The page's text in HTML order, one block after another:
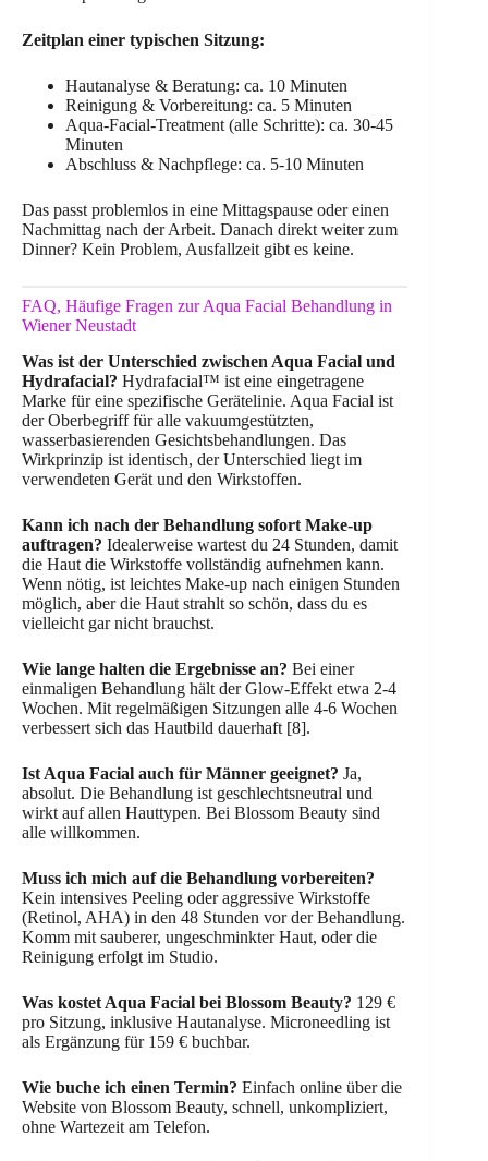
Zeitplan einer typischen Sitzung:
Hautanalyse & Beratung: ca. 10 Minuten
Reinigung & Vorbereitung: ca. 5 Minuten
Aqua-Facial-Treatment (alle Schritte): ca. 30-45
Minuten
Abschluss & Nachpflege: ca. 5-10 Minuten
Das passt problemlos in eine Mittagspause oder einen
Nachmittag nach der Arbeit. Danach direkt weiter zum
Dinner? Kein Problem, Ausfallzeit gibt es keine.
FAQ, Häufige Fragen zur Aqua Facial Behandlung in
Wiener Neustadt
Was ist der Unterschied zwischen Aqua Facial und
Hydrafacial? Hydrafacial™ ist eine eingetragene
Marke für eine spezifische Gerätelinie. Aqua Facial ist
der Oberbegriff für alle vakuumgestützten,
wasserbasierenden Gesichtsbehandlungen. Das
Wirkprinzip ist identisch, der Unterschied liegt im
verwendeten Gerät und den Wirkstoffen.
Kann ich nach der Behandlung sofort Make-up
auftragen? Idealerweise wartest du 24 Stunden, damit
die Haut die Wirkstoffe vollständig aufnehmen kann.
Wenn nötig, ist leichtes Make-up nach einigen Stunden
möglich, aber die Haut strahlt so schön, dass du es
vielleicht gar nicht brauchst.
Wie lange halten die Ergebnisse an? Bei einer
einmaligen Behandlung hält der Glow-Effekt etwa 2-4
Wochen. Mit regelmäßigen Sitzungen alle 4-6 Wochen
verbessert sich das Hautbild dauerhaft [8].
Ist Aqua Facial auch für Männer geeignet? Ja,
absolut. Die Behandlung ist geschlechtsneutral und
wirkt auf allen Hauttypen. Bei Blossom Beauty sind
alle willkommen.
Muss ich mich auf die Behandlung vorbereiten?
Kein intensives Peeling oder aggressive Wirkstoffe
(Retinol, AHA) in den 48 Stunden vor der Behandlung.
Komm mit sauberer, ungeschminkter Haut, oder die
Reinigung erfolgt im Studio.
Was kostet Aqua Facial bei Blossom Beauty? 129 €
pro Sitzung, inklusive Hautanalyse. Microneedling ist
als Ergänzung für 159 € buchbar.
Wie buche ich einen Termin? Einfach online über die
Website von Blossom Beauty, schnell, unkompliziert,
ohne Wartezeit am Telefon.